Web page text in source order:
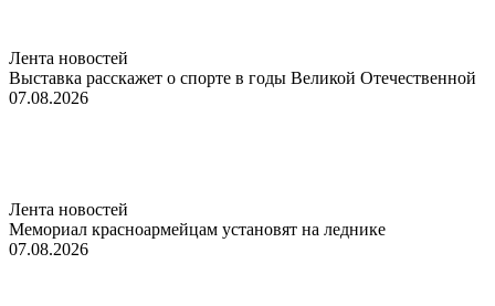
Лента новостей
Выставка расскажет о спорте в годы Великой Отечественной
07.08.2026
Лента новостей
Мемориал красноармейцам установят на леднике
07.08.2026